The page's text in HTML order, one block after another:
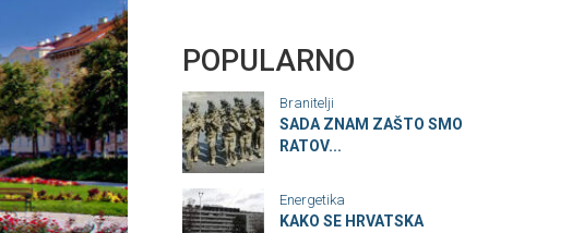
POPULARNO
Branitelji
SADA ZNAM ZAŠTO SMO
RATOV...
Energetika
KAKO SE HRVATSKA